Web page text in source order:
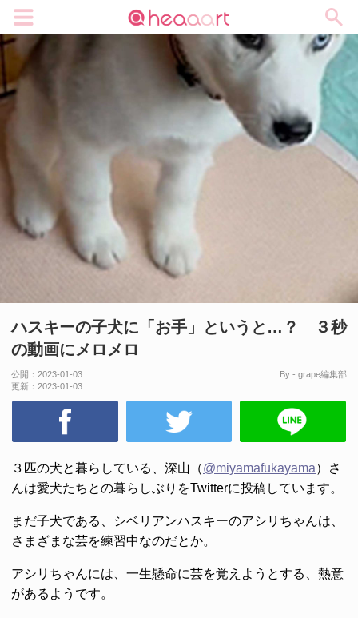
ハスキーの子犬に「お手」というと…？ ３秒
の動画にメロメロ
公開： 2023-01-03
更新： 2023-01-03
By - grape編集部
３匹の犬と暮らしている、深山（@miyamafukayama）さ
んは愛犬たちとの暮らしぶりをTwitterに投稿しています。
まだ子犬である、シベリアンハスキーのアシリちゃんは、
さまざまな芸を練習中なのだとか。
アシリちゃんには、一生懸命に芸を覚えようとする、熱意
があるようです。